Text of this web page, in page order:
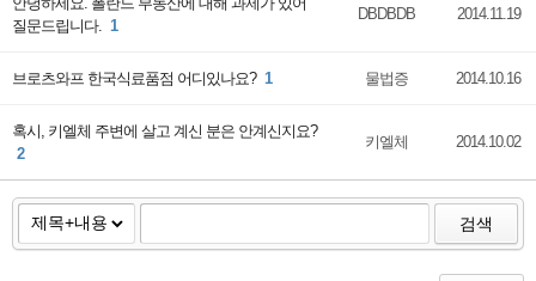
질문드립니다. 1
DBDBDB 2014.11.19
브로츠와프 한국식료품점 어디있나요? 1 물법증 2014.10.16
혹시, 키엘체 주변에 살고 계신 분은 안계신지요?
2
키엘체 2014.10.02
검색